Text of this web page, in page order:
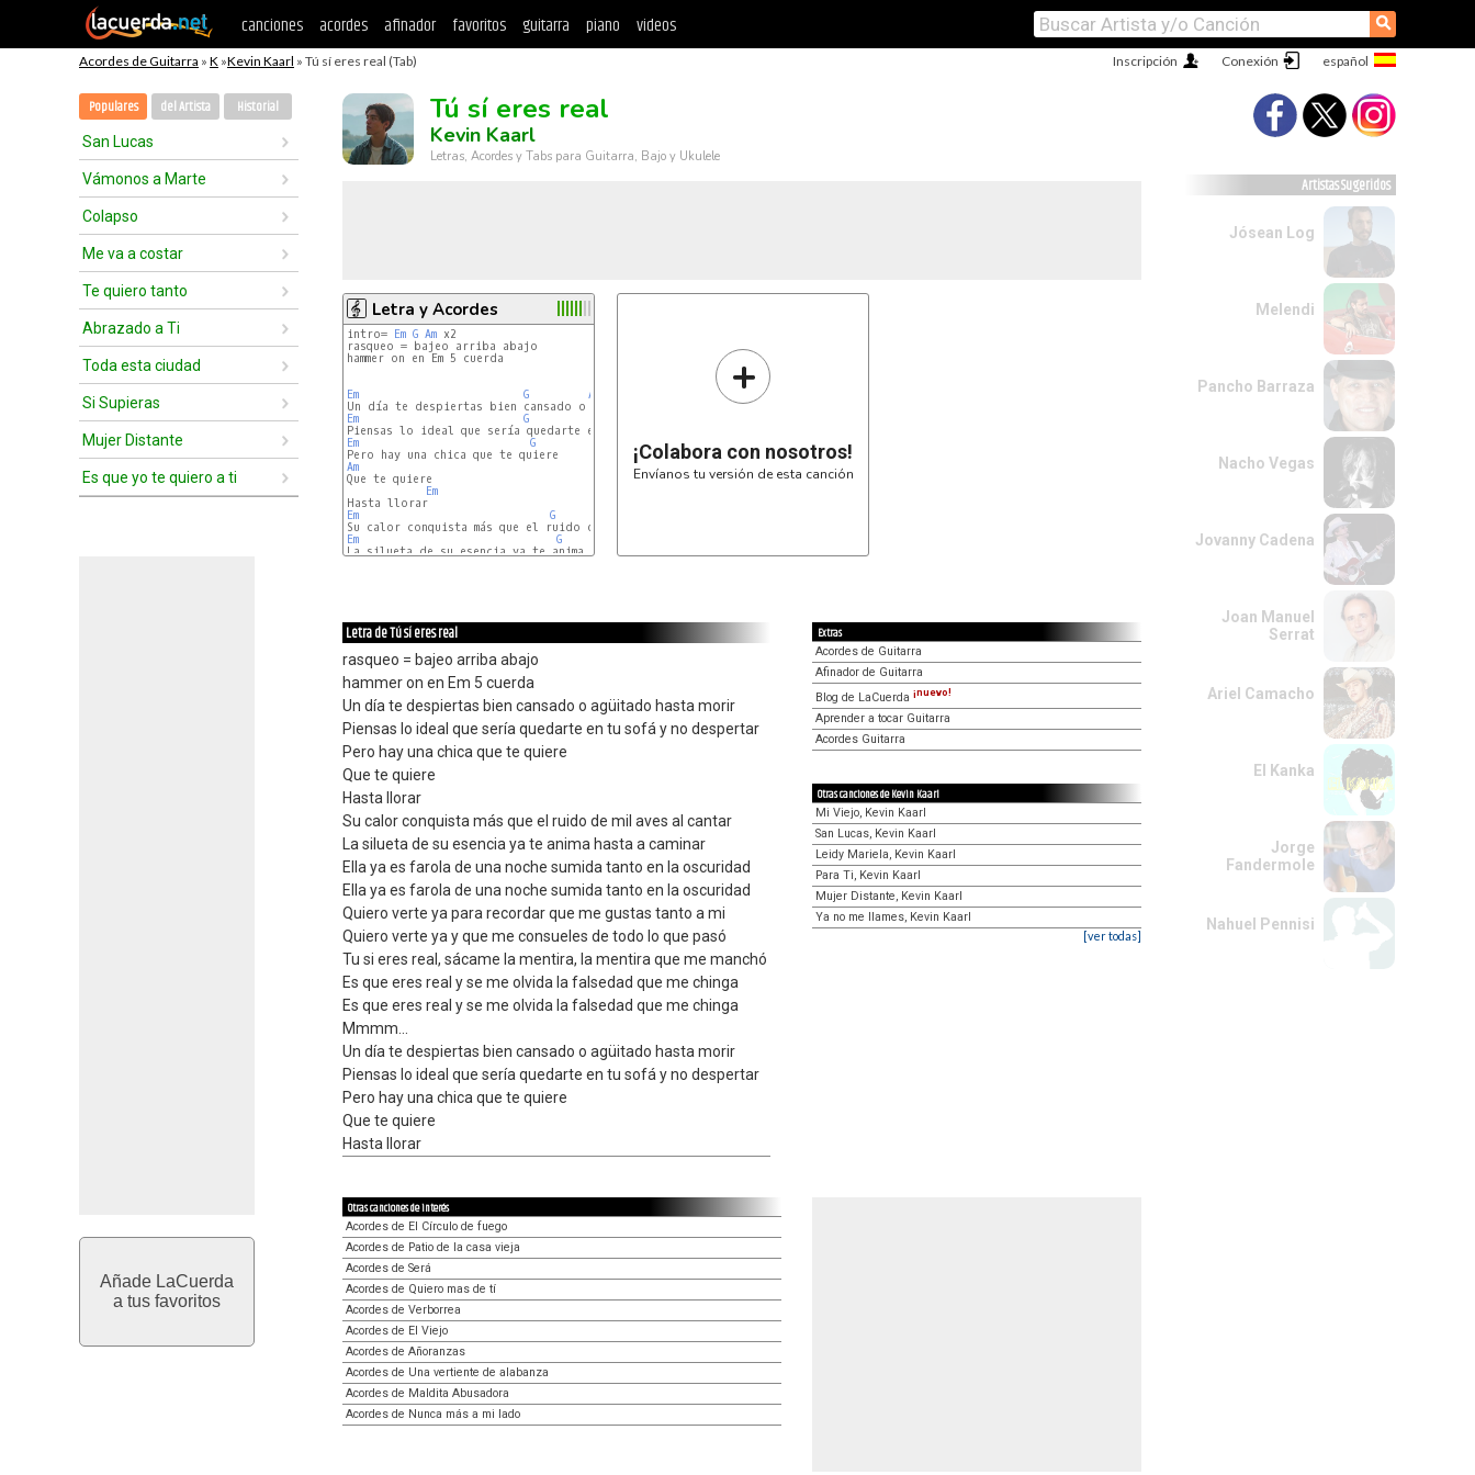
canciones acordes afinador favoritos guitarra piano videos ⚲
Acordes de Guitarra » K »Kevin Kaarl » Tú sí eres real (Tab) Conexión
Inscripción
Populares del Artista Historial
San Lucas
Vámonos a Marte
Colapso
Me va a costar
Te quiero tanto
Abrazado a Ti
Toda esta ciudad
Si Supieras
Mujer Distante
Es que yo te quiero a ti
Añade LaCuerda
a tus favoritos
Tú sí eres real
Kevin Kaarl
Letras, Acordes y Tabs para Guitarra, Bajo y Ukulele
Letra y Acordes
intro= Em G Am x2
rasqueo = bajeo arriba abajo
hammer on en Em 5 cuerda
Em G Am
Em
Em
G
Em
G
Am
Em
Em
G
Em
G
+
¡Colabora con nosotros!
Envíanos tu versión de esta canción
Letra de Tú sí eres real
rasqueo = bajeo arriba abajo
hammer on en Em 5 cuerda
Un día te despiertas bien cansado o agüitado hasta morir
Piensas lo ideal que sería quedarte en tu sofá y no despertar
Pero hay una chica que te quiere
Que te quiere
Hasta llorar
Su calor conquista más que el ruido de mil aves al cantar
La silueta de su esencia ya te anima hasta a caminar
Ella ya es farola de una noche sumida tanto en la oscuridad
Ella ya es farola de una noche sumida tanto en la oscuridad
Quiero verte ya para recordar que me gustas tanto a mi
Quiero verte ya y que me consueles de todo lo que pasó
Tu si eres real, sácame la mentira, la mentira que me manchó
Es que eres real y se me olvida la falsedad que me chinga
Es que eres real y se me olvida la falsedad que me chinga
Mmmm...
Un día te despiertas bien cansado o agüitado hasta morir
Piensas lo ideal que sería quedarte en tu sofá y no despertar
Pero hay una chica que te quiere
Que te quiere
Hasta llorar
Extras
Acordes de Guitarra
Afinador de Guitarra
Blog de LaCuerda ¡nuevo!
Aprender a tocar Guitarra
Acordes Guitarra
Otras canciones de Kevin Kaarl
Mi Viejo, Kevin Kaarl
San Lucas, Kevin Kaarl
Leidy Mariela, Kevin Kaarl
Para Ti, Kevin Kaarl
Mujer Distante, Kevin Kaarl
Ya no me llames, Kevin Kaarl
[ver todas]
Otras canciones de interés
Acordes de El Círculo de fuego
Acordes de Patio de la casa vieja
Acordes de Será
Acordes de Quiero mas de tí
Acordes de Verborrea
Acordes de El Viejo
Acordes de Añoranzas
Acordes de Una vertiente de alabanza
Acordes de Maldita Abusadora
Acordes de Nunca más a mi lado
Artistas Sugeridos
Jósean Log
Melendi
Pancho Barraza
Nacho Vegas
Jovanny Cadena
Joan Manuel
Serrat
Ariel Camacho
El Kanka
Jorge
Fandermole
Nahuel Pennisi